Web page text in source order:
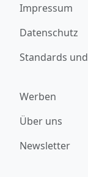
Impressum
Datenschutz
Standards
Werben
Über uns
Newsletter